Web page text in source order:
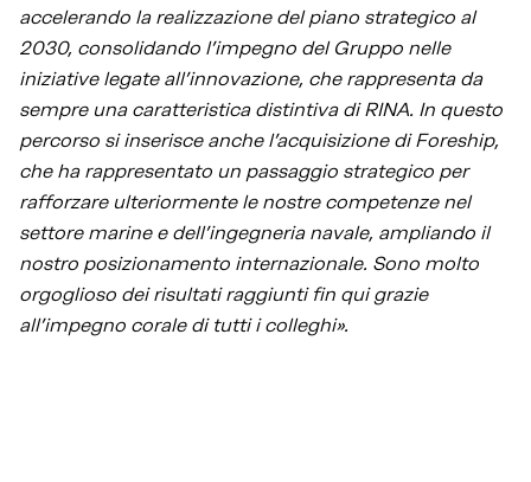
accelerando la realizzazione del piano strategico al
2030, consolidando l’impegno del Gruppo nelle
iniziative legate all’innovazione, che rappresenta da
sempre una caratteristica distintiva di RINA. In questo
percorso si inserisce anche l’acquisizione di Foreship,
che ha rappresentato un passaggio strategico per
rafforzare ulteriormente le nostre competenze nel
settore marine e dell’ingegneria navale, ampliando il
nostro posizionamento internazionale. Sono molto
orgoglioso dei risultati raggiunti fin qui grazie
all’impegno corale di tutti i colleghi».